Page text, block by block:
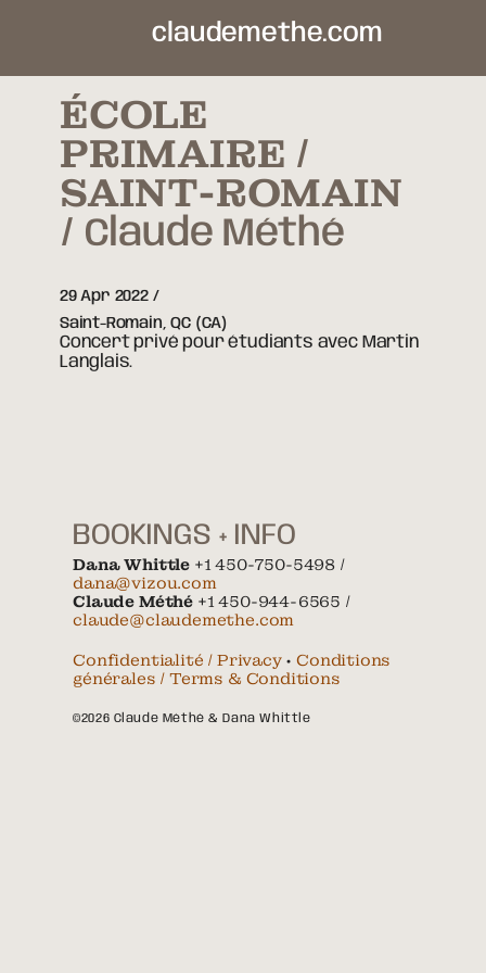
claudemethe.com
ÉCOLE
PRIMAIRE /
SAINT-ROMAIN
Claude Méthé
29 Apr 2022
Saint-Romain,QC (CA)
Concert privé pour étudiants avec Martin
Langlais.
BOOKINGS + INFO
Dana Whittle +1 450-750-5498 /
dana@vizou.com
Claude Méthé +1 450-944-6565 /
claude@claudemethe.com
Confidentialité / Privacy•Conditions
générales / Terms & Conditions
©2026 Claude Méthé & Dana Whittle